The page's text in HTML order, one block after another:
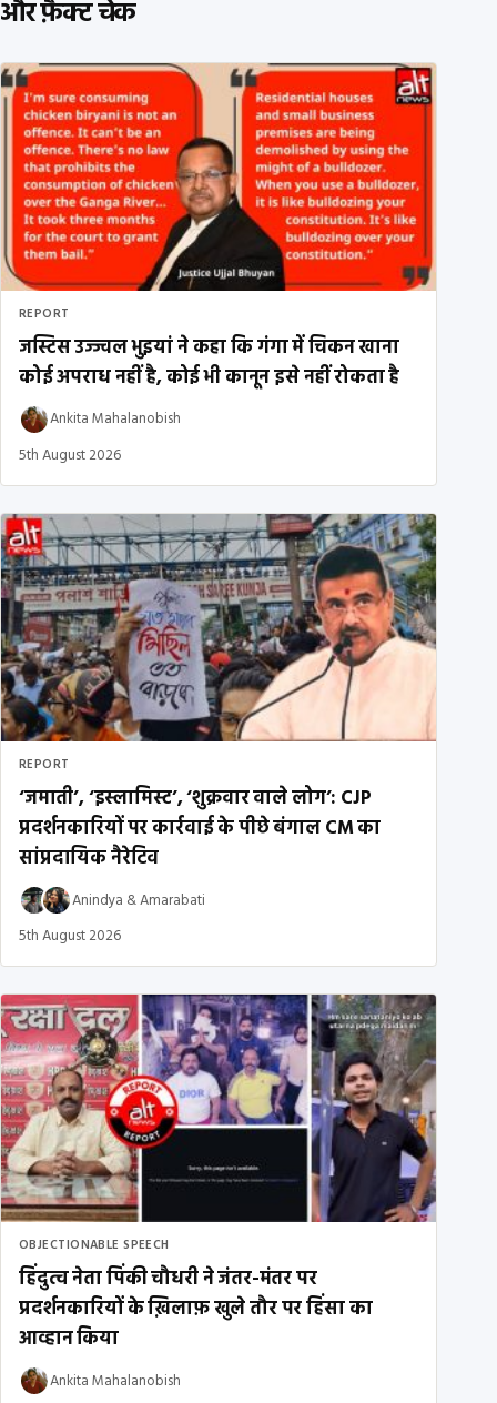
और फ़ैक्ट चेक
REPORT
जस्टिस उज्ज्वल भुइयां ने कहा कि गंगा में चिकन खाना
कोई अपराध नहीं है, कोई भी कानून इसे नहीं रोकता है
Ankita Mahalanobish
5th August 2026
REPORT
‘जमाती’, ‘इस्लामिस्ट’, ‘शुक्रवार वाले लोग’: CJP
प्रदर्शनकारियों पर कार्रवाई के पीछे बंगाल CM का
सांप्रदायिक नैरेटिव
Anindya &Amarabati
5th August 2026
OBJECTIONABLE SPEECH
हिंदुत्व नेता पिंकी चौधरी ने जंतर-मंतर पर
प्रदर्शनकारियों के ख़िलाफ़ खुले तौर पर हिंसा का
आव्हान किया
Ankita Mahalanobish